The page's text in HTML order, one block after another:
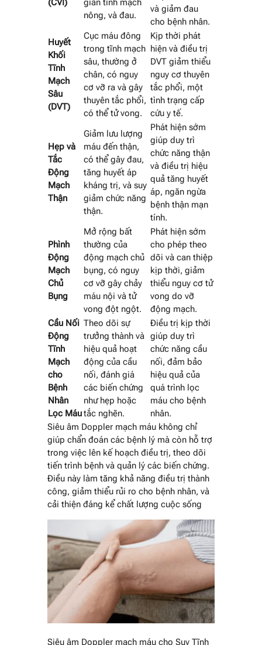
(CVI)
giãn tĩnh mạch
nông, và đau.
và giảm đau
cho bệnh nhân.
Huyết
Khối
Tĩnh
Mạch
Sâu
(DVT)
Cục máu đông
trong tĩnh mạch
sâu, thường ở
chân, có nguy
cơ vỡ ra và gây
thuyên tắc phổi,
có thể tử vong.
Kịp thời phát
hiện và điều trị
DVT giảm thiểu
nguy cơ thuyên
tắc phổi, một
tình trạng cấp
cứu y tế.
Hẹp và
Tắc
Động
Mạch
Thận
Giảm lưu lượng
máu đến thận,
có thể gây đau,
tăng huyết áp
kháng trị, và suy
giảm chức năng
thận.
Phát hiện sớm
giúp duy trì
chức năng thận
và điều trị hiệu
quả tăng huyết
áp, ngăn ngừa
bệnh thận mạn
tính.
Phình
Động
Mạch
Chủ
Bụng
Mở rộng bất
thường của
động mạch chủ
bụng, có nguy
cơ vỡ gây chảy
máu nội và tử
vong đột ngột.
Phát hiện sớm
cho phép theo
dõi và can thiệp
kịp thời, giảm
thiểu nguy cơ tử
vong do vỡ
động mạch.
Cầu Nối
Động
Tĩnh
Mạch
cho
Bệnh
Nhân
Lọc Máu
Theo dõi sự
trưởng thành và
hiệu quả hoạt
động của cầu
nối, đánh giá
các biến chứng
như hẹp hoặc
tắc nghẽn.
Điều trị kịp thời
giúp duy trì
chức năng cầu
nối, đảm bảo
hiệu quả của
quá trình lọc
máu cho bệnh
nhân.
Siêu âm Doppler mạch máu không chỉ
giúp chẩn đoán các bệnh lý mà còn hỗ trợ
trong việc lên kế hoạch điều trị, theo dõi
tiến trình bệnh và quản lý các biến chứng.
Điều này làm tăng khả năng điều trị thành
công, giảm thiểu rủi ro cho bệnh nhân, và
cải thiện đáng kể chất lượng cuộc sống
Siêu âm Doppler mạch máu cho Suy Tĩnh